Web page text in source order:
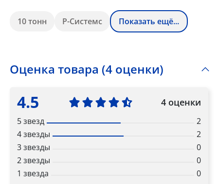
10 тонн Р-Системс Показать ещё...
Оценка товара (4 оценки)
4.5 4 оценки
5 звезд
2
4 звезды
2
3 звезды
0
2 звезды
0
1 звезда
0